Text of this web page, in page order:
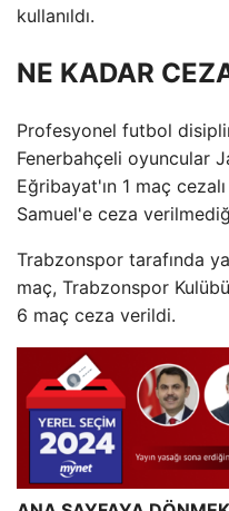
kullanıldı.
NE KADAR
Profesyonel futbol
Fenerbahçeli oyuncular
Eğribayat'ın 1 maç
Samuel'e ceza
Trabzonspor tarafında
maç, Trabzonspor
6 maç ceza verildi.